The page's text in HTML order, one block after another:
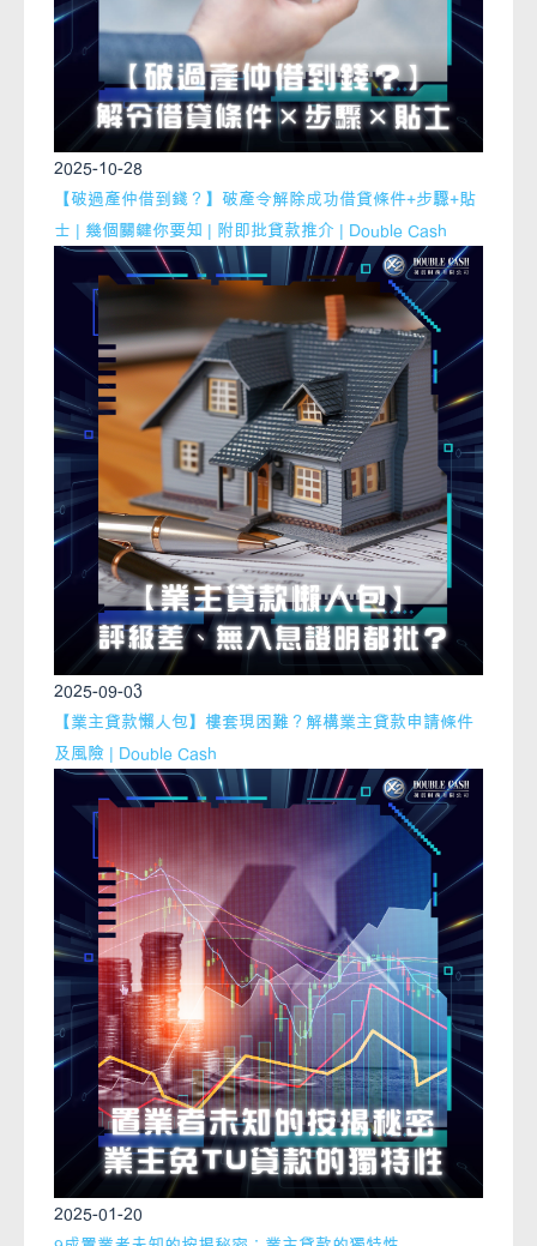
2025-10-28
【破過產仲借到錢？】破產令解除成功借貸條件+步驟+貼
士 | 幾個關鍵你要知 | 附即批貸款推介 | Double Cash
2025-09-03
【業主貸款懶人包】樓套現困難？解構業主貸款申請條件
及風險 | Double Cash
2025-01-20